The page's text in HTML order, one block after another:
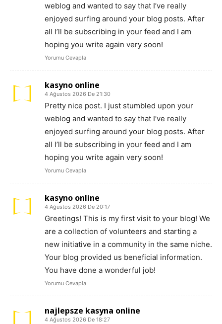
weblog and wanted to say that I’ve really
enjoyed surfing around your blog posts. After
all I’ll be subscribing in your feed and I am
hoping you write again very soon!
Yorumu Cevapla
kasyno online
4 Ağustos 2026 De 21:30
Pretty nice post. I just stumbled upon your
weblog and wanted to say that I’ve really
enjoyed surfing around your blog posts. After
all I’ll be subscribing in your feed and I am
hoping you write again very soon!
Yorumu Cevapla
kasyno online
4 Ağustos 2026 De 20:17
Greetings! This is my first visit to your blog! We
are a collection of volunteers and starting a
new initiative in a community in the same niche.
Your blog provided us beneficial information.
You have done a wonderful job!
Yorumu Cevapla
najlepsze kasyna online
4 Ağustos 2026 De 18:27